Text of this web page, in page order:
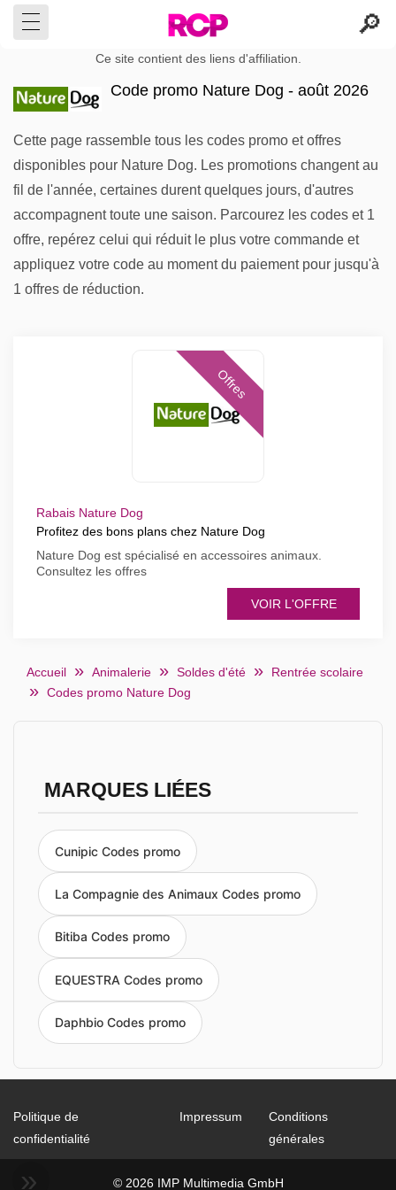
Ce site contient des liens d'affiliation.
Code promo Nature Dog - août 2026
Cette page rassemble tous les codes promo et offres
disponibles pour Nature Dog. Les promotions changent au
fil de l'année, certaines durent quelques jours, d'autres
accompagnent toute une saison. Parcourez les codes et 1
offre, repérez celui qui réduit le plus votre commande et
appliquez votre code au moment du paiement pour jusqu'à
1 offres de réduction.
Offres
Rabais Nature Dog
Profitez des bons plans chez Nature Dog
Nature Dog est spécialisé en accessoires animaux.
Consultez les offres
VOIR L'OFFRE
Accueil Animalerie Soldes d'été
Rentrée scolaire
Codes promo Nature Dog
MARQUES LIÉES
Cunipic Codes promo
La Compagnie des Animaux Codes promo
Bitiba Codes promo
EQUESTRA Codes promo
Daphbio Codes promo
Politique de
confidentialité
Impressum
Conditions
générales
© 2026 IMP Multimedia GmbH